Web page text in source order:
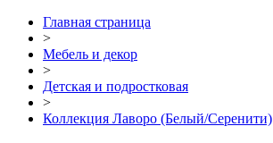
Главная страница
>
Мебель и декор
>
Детская и подростковая
>
Коллекция Лаворо (Белый/Серенити)